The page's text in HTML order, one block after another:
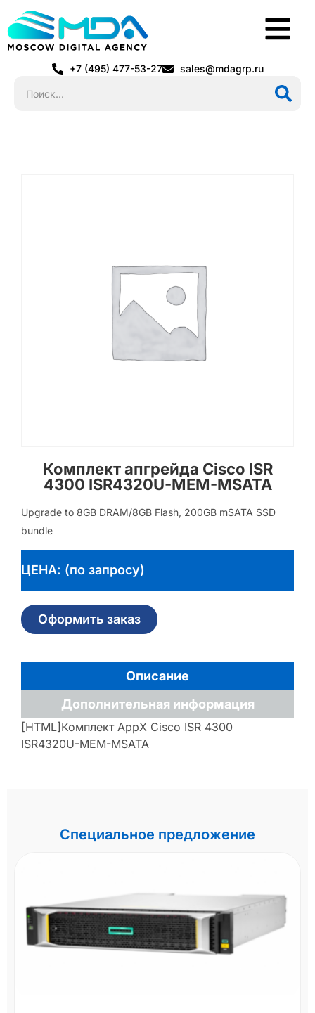
+7 (495) 477-53-27 sales@mdagrp.ru
Комплект апгрейда Cisco ISR
4300 ISR4320U-MEM-MSATA
Upgrade to 8GB DRAM/8GB Flash, 200GB mSATA SSD
bundle
ЦЕНА: (по запросу)
Оформить заказ
Описание
Дополнительная информация
[HTML]Комплект AppX Cisco ISR 4300
ISR4320U-MEM-MSATA
Специальное предложение